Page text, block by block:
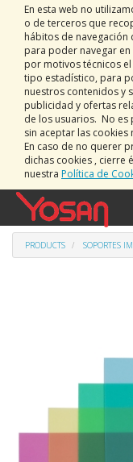
En esta web no
o de terceros que
hábitos de
para poder navegar
por motivos técnicos
tipo estadístico, para
nuestros contenidos y
publicidad y ofertas
de los usuarios. No es
sin aceptar las cookies
En caso de no querer
dichas cookies , cierre
nuestra Política de
PRODUCTS SOPORTES